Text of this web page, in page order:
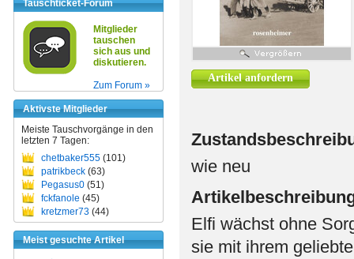
Tauschticket-Forum
Mitglieder
tauschen
sich aus und
diskutieren.
Zum Forum »
Aktivste Mitglieder
Meiste Tauschvorgänge in den
letzten 7 Tagen:
chetbaker555 (101)
patrikbeck (63)
Pegasus0 (51)
fckfanole (45)
kretzmer73 (44)
Meist gesuchte Artikel
Artikel anfordern
wie neu
Elfi wächst ohne
sie mit ihrem